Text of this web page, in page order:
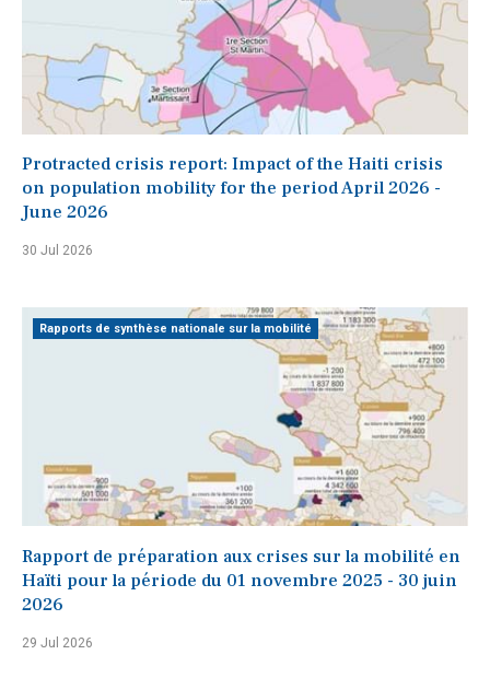
Protracted crisis report: Impact of the Haiti crisis
on population mobility for the period April 2026 -
June 2026
30 Jul 2026
Rapport de préparation aux crises sur la mobilité en
Haïti pour la période du 01 novembre 2025 - 30 juin
2026
29 Jul 2026
Rapports de synthèse nationale sur la mobilité